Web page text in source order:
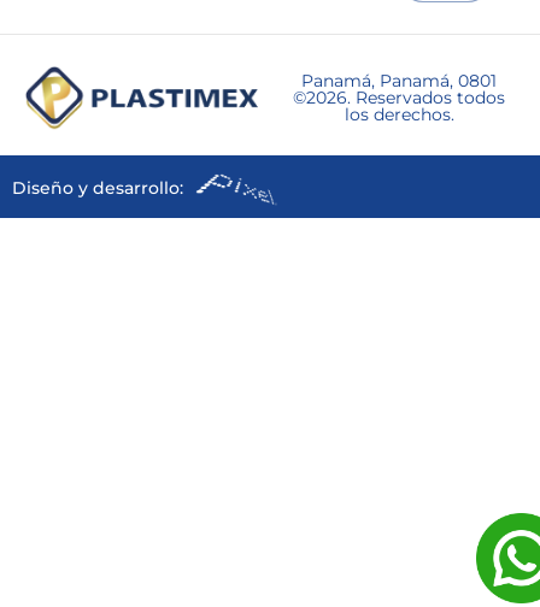
Panamá, Panamá, 0801
©2026. Reservados todos
los derechos.
Diseño y desarrollo: